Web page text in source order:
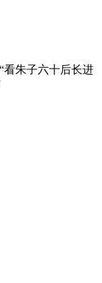
看朱子六十后长进